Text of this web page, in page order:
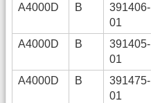
A4000D B
391406-
01
A4000D B
391405-
01
A4000D B
391475-
01